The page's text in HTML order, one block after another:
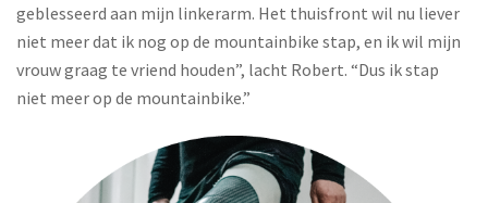
geblesseerd aan mijn linkerarm. Het thuisfront wil nu liever
niet meer dat ik nog op de mountainbike stap, en ik wil mijn
vrouw graag te vriend houden”, lacht Robert. “Dus ik stap
niet meer op de mountainbike.”